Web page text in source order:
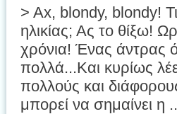
> Ax, blondy, blondy!
ηλικίας; Ας το θίξω!
χρόνια! Ένας άντρας
πολλά...Και κυρίως
πολλούς και
μπορεί να σημαίνει η